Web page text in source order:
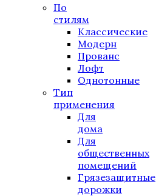
По
стилям
Классические
Модерн
Прованс
Лофт
Однотонные
Тип
применения
Для
дома
Для
общественных
помещений
Грязезащитные
дорожки